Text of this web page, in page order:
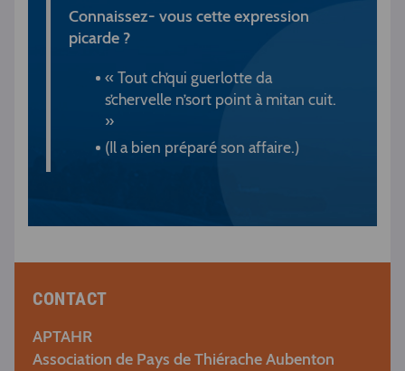
Connaissez- vous cette expression
picarde ?
« Tout ch’qui guerlotte da
s’chervelle n’sort point à mitan cuit.
»
(Il a bien préparé son affaire.)
CONTACT
APTAHR
Association de Pays de Thiérache Aubenton